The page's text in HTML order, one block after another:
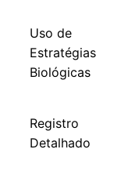
Uso de
Estratégias
Biológicas
Registro
Detalhado